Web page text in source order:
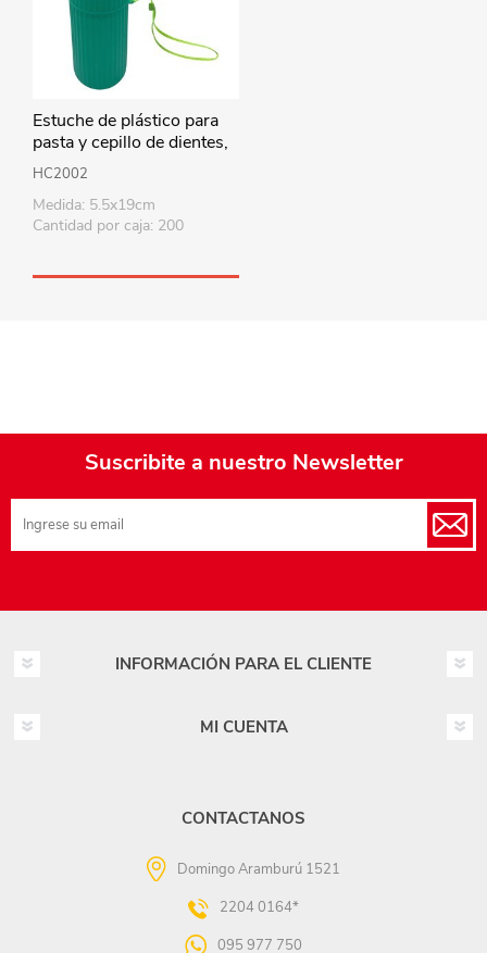
Estuche de plástico para
pasta y cepillo de dientes,
varios colores
HC2002
Medida: 5.5x19cm
Cantidad por caja: 200
Suscribite a nuestro Newsletter
INFORMACIÓN PARA EL CLIENTE
MI CUENTA
CONTACTANOS
Domingo Aramburú 1521
2204 0164*
095 977 750